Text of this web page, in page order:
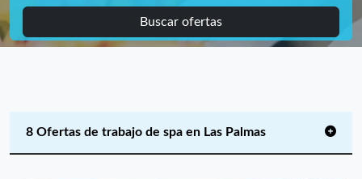
Buscar ofertas
8 Ofertas de trabajo de spa en Las Palmas